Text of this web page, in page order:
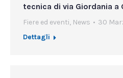
tecnica di via Giordania a
Fiere ed eventi, News
30
Dettagli